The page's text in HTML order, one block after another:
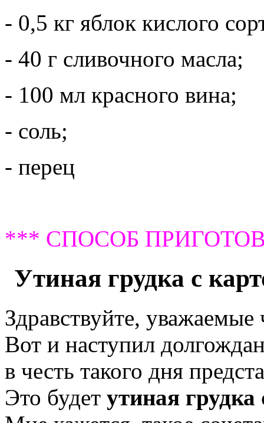
- 0,5 кг яблок кислого
- 40 г сливочного масла;
- 100 мл красного вина;
- соль;
- перец
*** СПОСОБ
Утиная грудка с
Здравствуйте, уважаемые
Вот и наступил
в честь такого дня
Это будет утиная грудка